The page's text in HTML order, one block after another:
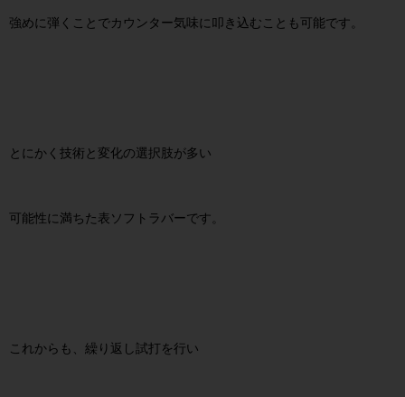
強めに弾くことでカウンター気味に叩き込むことも可能です。
とにかく技術と変化の選択肢が多い
可能性に満ちた表ソフトラバーです。
これからも、繰り返し試打を行い